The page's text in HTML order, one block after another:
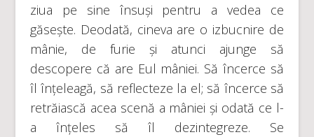
ziua pe sine însuși pentru a vedea ce
găsește. Deodată, cineva are o izbucnire de
mânie, de furie și atunci ajunge să
descopere că are Eul mâniei. Să încerce să
îl înțeleagă, să reflecteze la el; să încerce să
retrăiască acea scenă a mâniei și odată ce l-
a înțeles să îl dezintegreze. Se